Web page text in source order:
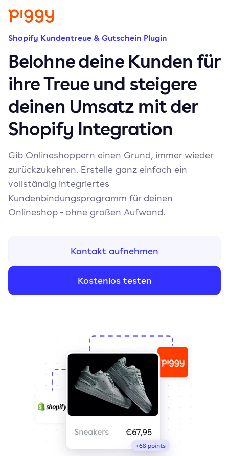
Shopify Kundentreue & Gutschein Plugin
Belohne deine Kunden für
ihre Treue und steigere
deinen Umsatz mit der
Shopify Integration
Gib Onlineshoppern einen Grund, immer wieder
zurückzukehren. Erstelle ganz einfach ein
vollständig integriertes
Kundenbindungsprogramm für deinen
Onlineshop - ohne großen Aufwand.
Kostenlos testen
Kontakt aufnehmen